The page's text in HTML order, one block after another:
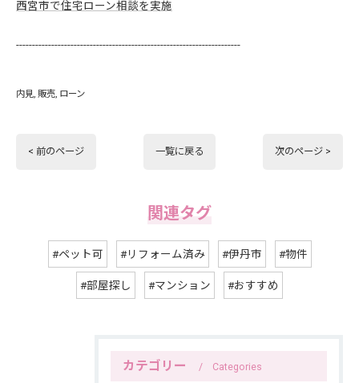
西宮市で住宅ローン相談を実施
----------------------------------------------------------------------
内見 販売 ローン
< 前のページ 一覧に戻る 次のページ >
関連タグ
#ペット可 #リフォーム済み #伊丹市 #物件
#部屋探し #マンション #おすすめ
カテゴリー Categories